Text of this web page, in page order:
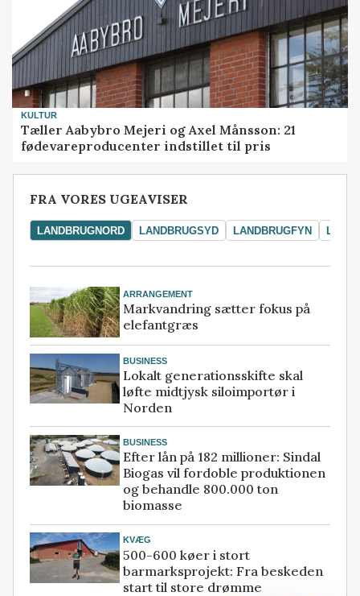
KULTUR
Tæller Aabybro Mejeri og Axel Månsson: 21
fødevareproducenter indstillet til pris
FRA VORES UGEAVISER
LANDBRUGNORD LANDBRUGSYD LANDBRUGFYN
ARRANGEMENT
Markvandring sætter fokus på
elefantgræs
BUSINESS
Lokalt generationsskifte skal
løfte midtjysk siloimportør i
Norden
BUSINESS
Efter lån på 182 millioner: Sindal
Biogas vil fordoble produktionen
og behandle 800.000 ton
biomasse
KVÆG
500-600 køer i stort
barmarksprojekt: Fra beskeden
start til store drømme